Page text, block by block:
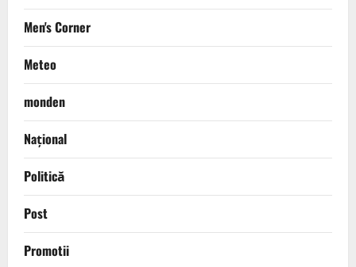
Men's Corner
Meteo
monden
Național
Politică
Post
Promotii